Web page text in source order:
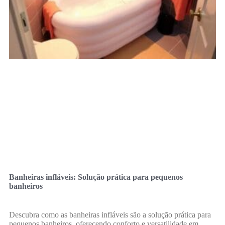
Banheiras infláveis: Solução prática para pequenos
banheiros
Descubra como as banheiras infláveis são a solução prática para